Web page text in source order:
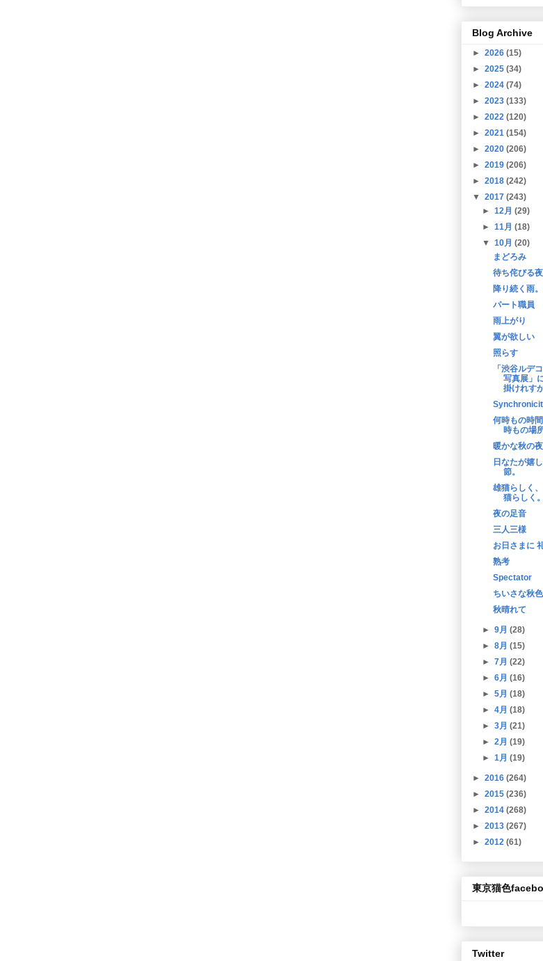
Blog Archive
► 2026 (15)
► 2025 (34)
► 2024 (74)
► 2023 (133)
► 2022 (120)
► 2021 (154)
► 2020 (206)
► 2019 (206)
► 2018 (242)
▼ 2017 (243)
►12月(29)
►11月(18)
▼10月(20)
まどろみ
待ち侘びる夜
降り続く雨。
パート職員
雨上がり
翼が欲しい
照らす
「渋谷ルデ
写真展」
掛けれす
何時もの時
時もの場
暖かな秋の夜
日なたが嬉
節。
雄猫らしく
猫らしく
夜の足音
三人三様
お日さまに
熟考
Spectator
ちいさな秋色
秋晴れて
►9月(28)
►8月(15)
►7月(22)
►6月(16)
►5月(18)
►4月(18)
►3月(21)
►2月(19)
►1月(19)
► 2016 (264)
► 2015 (236)
► 2014 (268)
► 2013 (267)
► 2012 (61)
東京猫色
Twitter